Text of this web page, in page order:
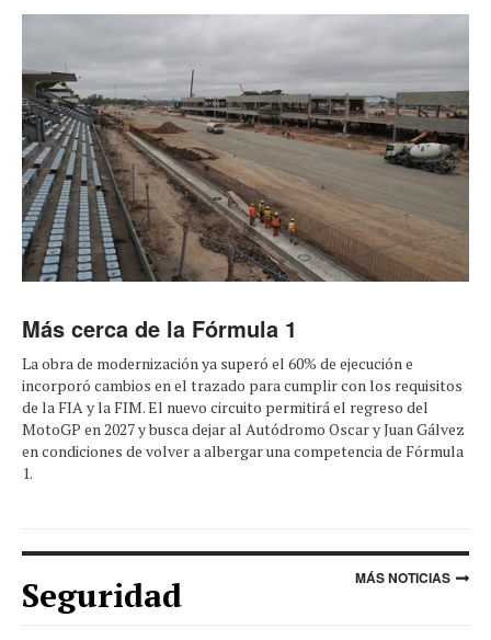
Más cerca de la Fórmula 1
La obra de modernización ya superó el 60% de ejecución e
incorporó cambios en el trazado para cumplir con los requisitos
de la FIA y la FIM. El nuevo circuito permitirá el regreso del
MotoGP en 2027 y busca dejar al Autódromo Oscar y Juan Gálvez
en condiciones de volver a albergar una competencia de Fórmula
1.
Seguridad MÁS NOTICIAS